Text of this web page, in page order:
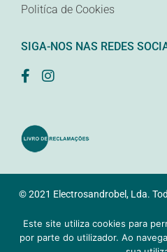
Politíca de Cookies
SIGA-NOS NAS REDES
© 2021 Electrosandrobel, Lda.
Este site utiliza cookies para
por parte do utilizador. Ao